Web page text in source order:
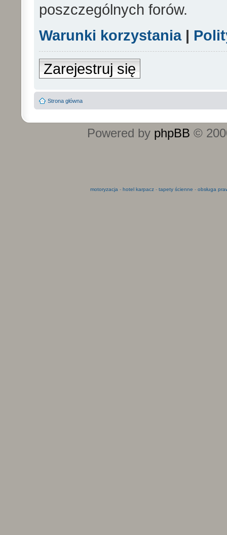
poszczególnych forów.
Warunki korzystania|
Zarejestruj się
Strona główna
Powered by phpBB ©
motoryzacja - hotel karpacz- tapety ścienne - obsługa